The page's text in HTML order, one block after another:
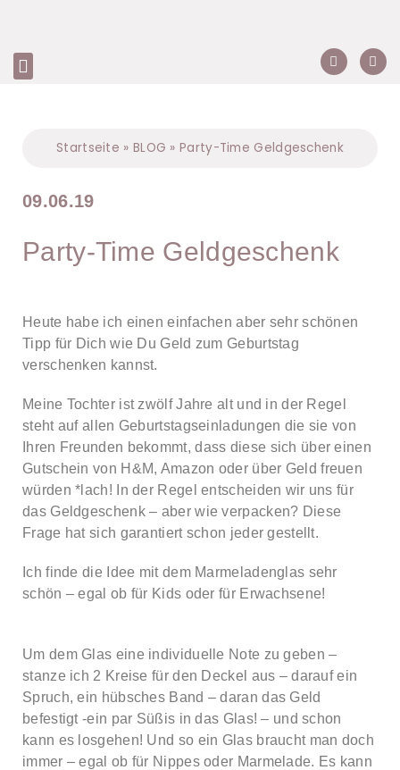
Startseite » BLOG »Party-Time Geldgeschenk
09.06.19
Party-Time Geldgeschenk
Heute habe ich einen einfachen aber sehr schönen
Tipp für Dich wie Du Geld zum Geburtstag
verschenken kannst.
Meine Tochter ist zwölf Jahre alt und in der Regel
steht auf allen Geburtstagseinladungen die sie von
Ihren Freunden bekommt, dass diese sich über einen
Gutschein von H&M, Amazon oder über Geld freuen
würden *lach! In der Regel entscheiden wir uns für
das Geldgeschenk – aber wie verpacken? Diese
Frage hat sich garantiert schon jeder gestellt.
Ich finde die Idee mit dem Marmeladenglas sehr
schön – egal ob für Kids oder für Erwachsene!
Um dem Glas eine individuelle Note zu geben –
stanze ich 2 Kreise für den Deckel aus – darauf ein
Spruch, ein hübsches Band – daran das Geld
befestigt -ein par Süßis in das Glas! – und schon
kann es losgehen! Und so ein Glas braucht man doch
immer – egal ob für Nippes oder Marmelade. Es kann